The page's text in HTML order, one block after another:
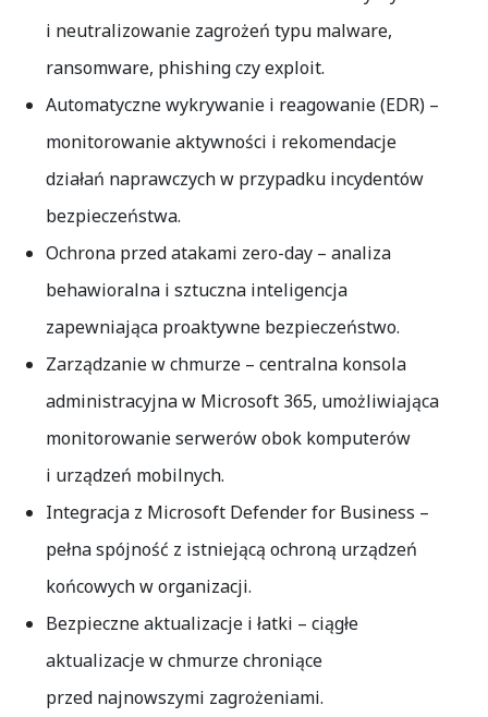
i neutralizowanie zagrożeń typu malware,
ransomware, phishing czy exploit.
Automatyczne wykrywanie i reagowanie (EDR)–
monitorowanie aktywności i rekomendacje
działań naprawczych w przypadku incydentów
bezpieczeństwa.
Ochrona przed atakami zero-day– analiza
behawioralna i sztuczna inteligencja
zapewniająca proaktywne bezpieczeństwo.
Zarządzanie w chmurze– centralna konsola
administracyjna w Microsoft 365, umożliwiająca
monitorowanie serwerów obok komputerów
i urządzeń mobilnych.
Integracja z Microsoft Defender for Business –
pełna spójność z istniejącą ochroną urządzeń
końcowych w organizacji.
Bezpieczne aktualizacje i łatki – ciągłe
aktualizacje w chmurze chroniące
przed najnowszymi zagrożeniami.